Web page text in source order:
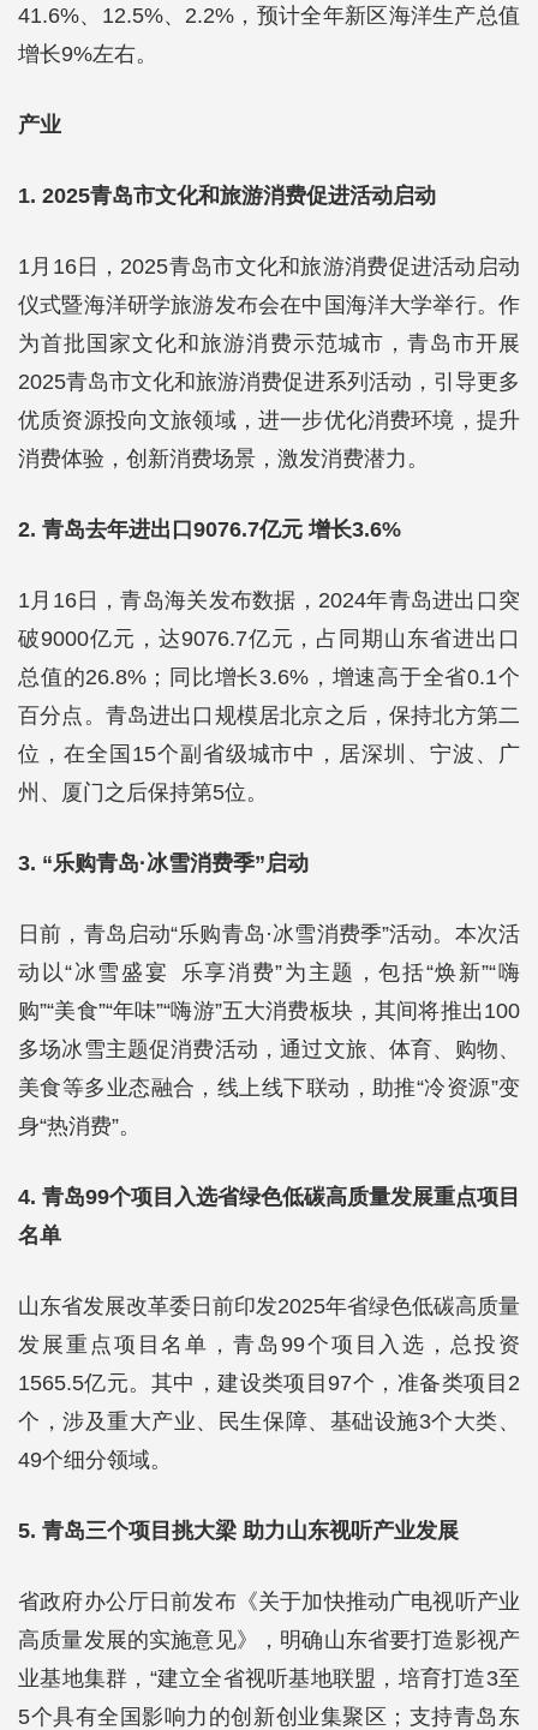
41.6%、12.5%、2.2%，预计全年新区海洋生产总值
增长9%左右。
产业
1. 2025青岛市文化和旅游消费促进活动启动
1月16日，2025青岛市文化和旅游消费促进活动启动
仪式暨海洋研学旅游发布会在中国海洋大学举行。作
为首批国家文化和旅游消费示范城市，青岛市开展
2025青岛市文化和旅游消费促进系列活动，引导更多
优质资源投向文旅领域，进一步优化消费环境，提升
消费体验，创新消费场景，激发消费潜力。
2. 青岛去年进出口9076.7亿元 增长3.6%
1月16日，青岛海关发布数据，2024年青岛进出口突
破9000亿元，达9076.7亿元，占同期山东省进出口
总值的26.8%；同比增长3.6%，增速高于全省0.1个
百分点。青岛进出口规模居北京之后，保持北方第二
位，在全国15个副省级城市中，居深圳、宁波、广
州、厦门之后保持第5位。
3. “乐购青岛·冰雪消费季”启动
日前，青岛启动“乐购青岛·冰雪消费季”活动。本次活
动以“冰雪盛宴 乐享消费”为主题，包括“焕新”“嗨
购”“美食”“年味”“嗨游”五大消费板块，其间将推出100
多场冰雪主题促消费活动，通过文旅、体育、购物、
美食等多业态融合，线上线下联动，助推“冷资源”变
身“热消费”。
4. 青岛99个项目入选省绿色低碳高质量发展重点项目
名单
山东省发展改革委日前印发2025年省绿色低碳高质量
发展重点项目名单，青岛99个项目入选，总投资
1565.5亿元。其中，建设类项目97个，准备类项目2
个，涉及重大产业、民生保障、基础设施3个大类、
49个细分领域。
5. 青岛三个项目挑大梁 助力山东视听产业发展
省政府办公厅日前发布《关于加快推动广电视听产业
高质量发展的实施意见》，明确山东省要打造影视产
业基地集群，“建立全省视听基地联盟，培育打造3至
5个具有全国影响力的创新创业集聚区；支持青岛东